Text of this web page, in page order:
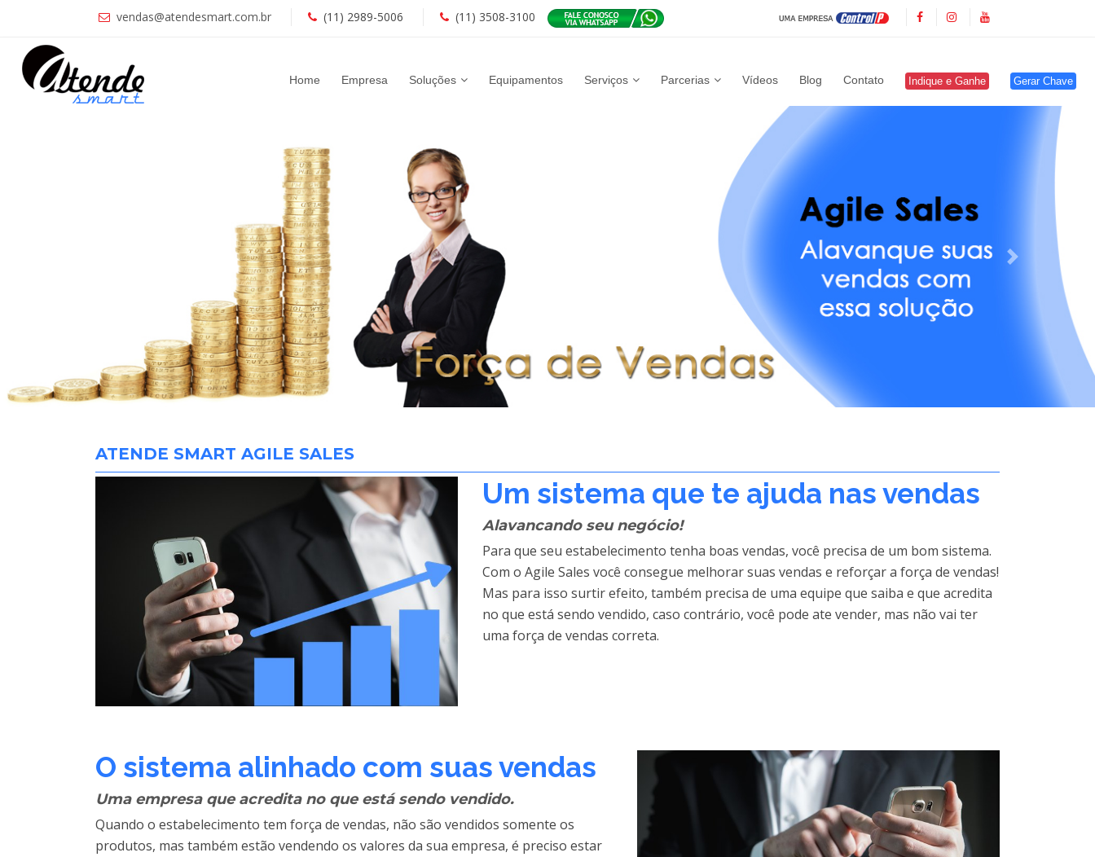
vendas@atendesmart.com.br (11) 2989-5006 (11) 3508-3100
Home Empresa Soluções Equipamentos Serviços Parcerias Vídeos Blog Contato Indique e Ganhe Gerar Chave
Próximo
ATENDE SMART AGILE SALES
Um sistema que te ajuda nas vendas
Alavancando seu negócio!
Para que seu estabelecimento tenha boas vendas, você precisa de um bom sistema.
Com o Agile Sales você consegue melhorar suas vendas e reforçar a força de vendas!
Mas para isso surtir efeito, também precisa de uma equipe que saiba e que acredita
no que está sendo vendido, caso contrário, você pode ate vender, mas não vai ter
uma força de vendas correta.
O sistema alinhado com suas vendas
Uma empresa que acredita no que está sendo vendido.
Quando o estabelecimento tem força de vendas, não são vendidos somente os
produtos, mas também estão vendendo os valores da sua empresa, é preciso estar